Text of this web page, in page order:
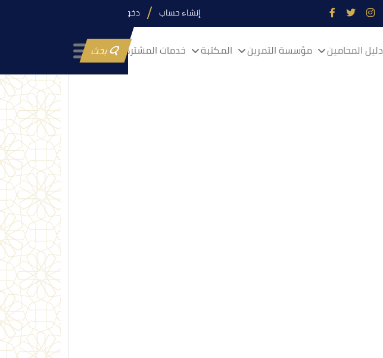
دخول إنشاء حساب
دليل المحامين مؤسسة التمرين المكتبة خدمات المشتركينبحث